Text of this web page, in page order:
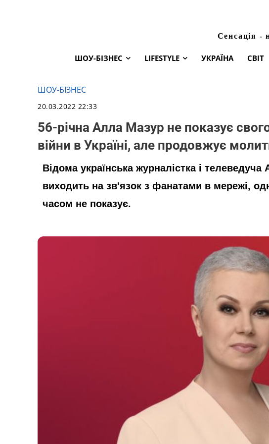
Сенсація -
ШОУ-БІЗНЕС LIFESTYLE УКРАЇНА СВІТ
ШОУ-БІЗНЕС
20.03.2022 22:33
56-річна Алла Мазур не показує
війни в Україні, але продовжує
Відома українська журналістка і
виходить на зв'язок з фанатами в мережі,
часом не показує.